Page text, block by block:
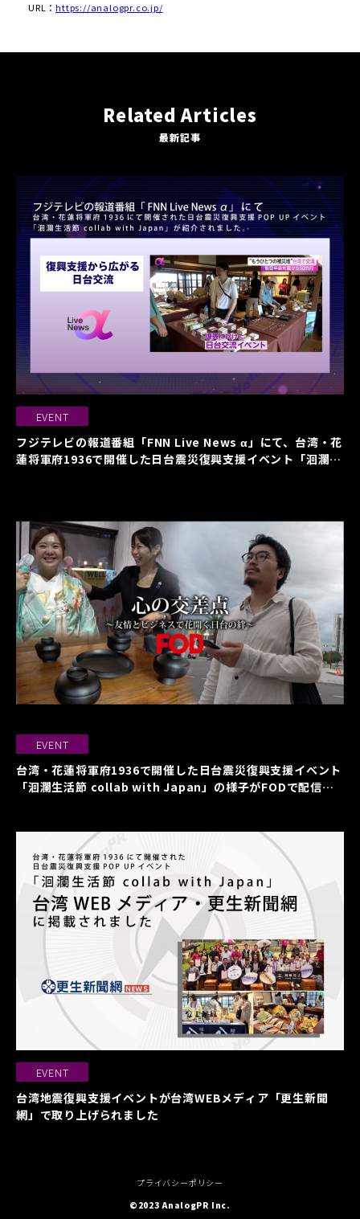
URL：https://analogpr.co.jp/
Related Articles
最新記事
EVENT
フジテレビの報道番組「FNN Live News α」にて、台湾・花
蓮将軍府1936で開催した日台震災復興支援イベント「洄瀾生
EVENT
台湾・花蓮将軍府1936で開催した日台震災復興支援イベント
「洄瀾生活節 collab with Japan」の様子がFODで配信ス
EVENT
台湾地震復興支援イベントが台湾WEBメディア「更生新聞
網」で取り上げられました
プライバシーポリシー
©2023 AnalogPR Inc.